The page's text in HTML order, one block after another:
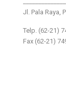
Jl. Pala Raya,
Telp. (62-21)
Fax (62-21)